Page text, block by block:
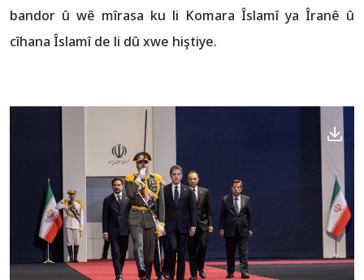
bandor û wê mîrasa ku li Komara Îslamî ya Îranê û
cîhana Îslamî de li dû xwe hiştiye.